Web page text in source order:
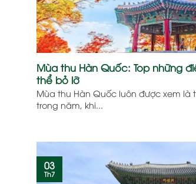
Mùa thu Hàn Quốc: Top những
thể bỏ lỡ
Mùa thu Hàn Quốc luôn được xem là
trong năm, khi...
03
Th7